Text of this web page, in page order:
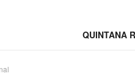
QUINTANA